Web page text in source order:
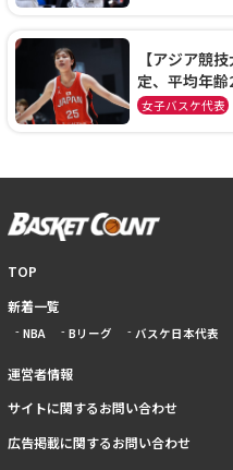
【アジア競
定、平均年
本開催の大舞
女子バスケ代表
TOP
新着一覧
NBA Bリーグ バスケ日本代表
運営者情報
サイトに関するお問い合わせ
広告掲載に関するお問い合わせ